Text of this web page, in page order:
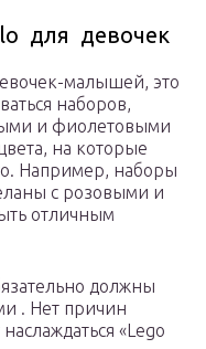
для девочек
малышей, это
наборов,
и фиолетовыми
на которые
Например, наборы
с розовыми и
отличным
должны
. Нет причин
«Lego